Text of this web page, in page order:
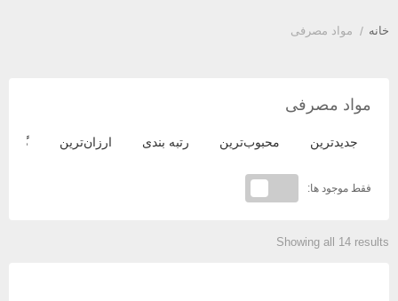
خانه / مواد مصرفی
مواد مصرفی
جدیدترین محبوب‌ترین رتبه بندی ارزان‌ترین
فقط موجود ها:
Showing all 14 results